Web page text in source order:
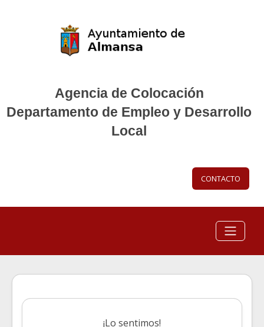
Agencia de Colocación
Departamento de Empleo y Desarrollo
Local
CONTACTO
¡Lo sentimos!